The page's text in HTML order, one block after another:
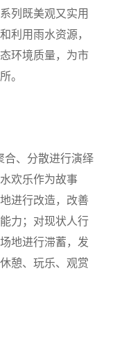
列既美观又实用
利用雨水资源，
环境质量，为市
。
合、分散进行演绎
欢乐作为故事
进行改造，改善
力；对现状人行
地进行滞蓄，发
憩、玩乐、观赏